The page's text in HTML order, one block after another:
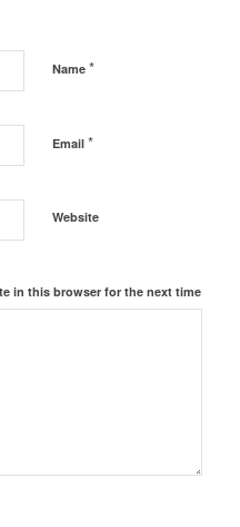
Name *
Email *
Website
in this browser for the next time